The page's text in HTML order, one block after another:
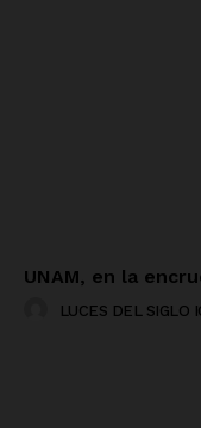
UNAM, en la
LUCES DEL SIGLO